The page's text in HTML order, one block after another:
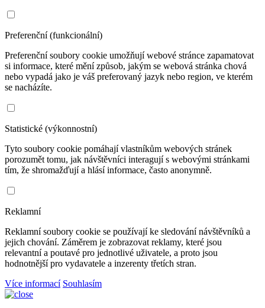
Preferenční (funkcionální)
Preferenční soubory cookie umožňují webové stránce zapamatovat
si informace, které mění způsob, jakým se webová stránka chová
nebo vypadá jako je váš preferovaný jazyk nebo region, ve kterém
se nacházíte.
Statistické (výkonnostní)
Tyto soubory cookie pomáhají vlastníkům webových stránek
porozumět tomu, jak návštěvníci interagují s webovými stránkami
tím, že shromažďují a hlásí informace, často anonymně.
Reklamní
Reklamní soubory cookie se používají ke sledování návštěvníků a
jejich chování. Záměrem je zobrazovat reklamy, které jsou
relevantní a poutavé pro jednotlivé uživatele, a proto jsou
hodnotnější pro vydavatele a inzerenty třetích stran.
Více informací Souhlasím